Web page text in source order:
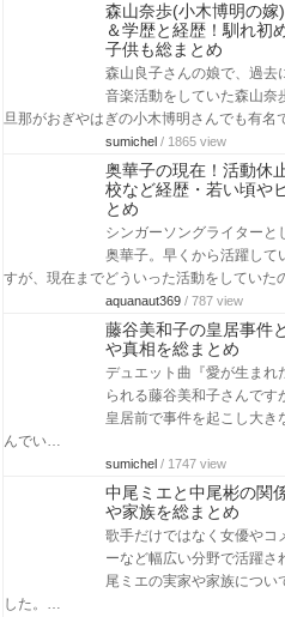
森山奈歩(小木博明の嫁
＆学歴と経歴！馴れ初
子供も総まとめ
森山良子さんの娘で、過去
音楽活動をしていた森山奈
旦那がおぎやはぎの小木博明さんでも有名
sumichel / 1865 view
奥華子の現在！活動休
校など経歴・若い頃や
とめ
シンガーソングライターと
奥華子。早くから活躍して
すが、現在までどういった活動をしていた
aquanaut369 / 787 view
藤谷美和子の皇居事件
や真相を総まとめ
デュエット曲『愛が生まれ
られる藤谷美和子さんです
皇居前で事件を起こし大き
んでい…
sumichel / 1747 view
中尾ミエと中尾彬の関
や家族を総まとめ
歌手だけではなく女優やコ
ーなど幅広い分野で活躍さ
尾ミエの実家や家族につい
した。…